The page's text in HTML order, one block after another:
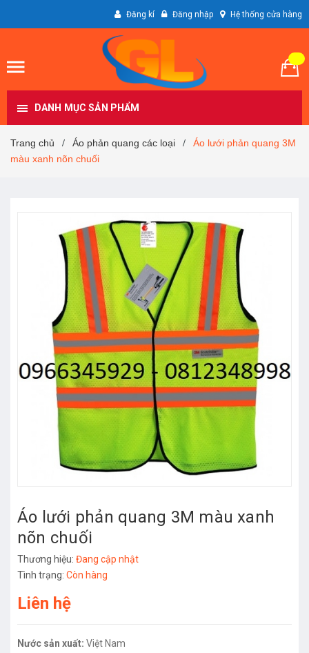
Đăng kí Đăng nhập Hệ thống cửa hàng
DANH MỤC SẢN PHẨM
Trang chủ / Áo phản quang các loại /
Áo lưới phản quang 3M
màu xanh nõn chuối
Áo lưới phản quang 3M màu xanh
nõn chuối
Thương hiệu: Đang cập nhật
Tình trạng: Còn hàng
Liên hệ
Nước sản xuất: Việt Nam